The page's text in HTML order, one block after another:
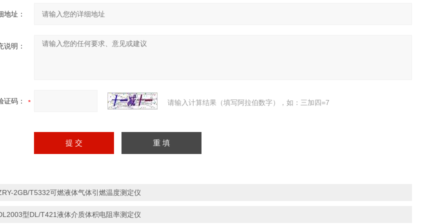
地址：
说明：
证码： 请输入计算结果（填写阿拉伯数字），如：三加四=7
2GB/T5332可燃液体气体引燃温度测定仪
型DL/T421液体介质体积电阻率测定仪